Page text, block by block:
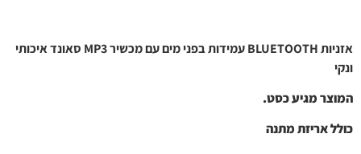
אזניותBLUETOOTHעמידות בפני מים עם מכשיר
MP3 סאונד איכותי
ונקי
המוצר מגיע כסט.
כולל אריזת מתנה